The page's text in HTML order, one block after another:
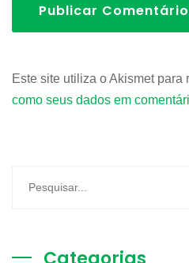
Publicar Comentário
Este site utiliza o Akismet para
como seus dados em